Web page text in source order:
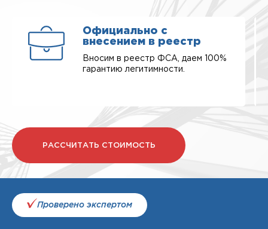
Официально с
внесением в реестр
Вносим в реестр ФСА, даем 100%
гарантию легитимности.
РАССЧИТАТЬ СТОИМОСТЬ
Проверено экспертом